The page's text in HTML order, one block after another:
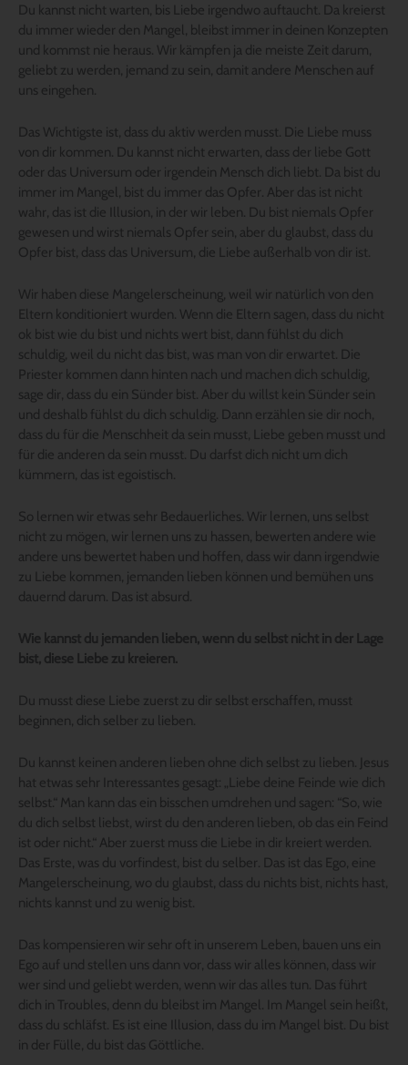
Du kannst nicht warten, bis Liebe irgendwo auftaucht. Da kreierst
du immer wieder den Mangel, bleibst immer in deinen Konzepten
und kommst nie heraus. Wir kämpfen ja die meiste Zeit darum,
geliebt zu werden, jemand zu sein, damit andere Menschen auf
uns eingehen.
Das Wichtigste ist, dass du aktiv werden musst. Die Liebe muss
von dir kommen. Du kannst nicht erwarten, dass der liebe Gott
oder das Universum oder irgendein Mensch dich liebt. Da bist du
immer im Mangel, bist du immer das Opfer. Aber das ist nicht
wahr, das ist die Illusion, in der wir leben. Du bist niemals Opfer
gewesen und wirst niemals Opfer sein, aber du glaubst, dass du
Opfer bist, dass das Universum, die Liebe außerhalb von dir ist.
Wir haben diese Mangelerscheinung, weil wir natürlich von den
Eltern konditioniert wurden. Wenn die Eltern sagen, dass du nicht
ok bist wie du bist und nichts wert bist, dann fühlst du dich
schuldig, weil du nicht das bist, was man von dir erwartet. Die
Priester kommen dann hinten nach und machen dich schuldig,
sage dir, dass du ein Sünder bist. Aber du willst kein Sünder sein
und deshalb fühlst du dich schuldig. Dann erzählen sie dir noch,
dass du für die Menschheit da sein musst, Liebe geben musst und
für die anderen da sein musst. Du darfst dich nicht um dich
kümmern, das ist egoistisch.
So lernen wir etwas sehr Bedauerliches. Wir lernen, uns selbst
nicht zu mögen, wir lernen uns zu hassen, bewerten andere wie
andere uns bewertet haben und hoffen, dass wir dann irgendwie
zu Liebe kommen, jemanden lieben können und bemühen uns
dauernd darum. Das ist absurd.
Wie kannst du jemanden lieben, wenn du selbst nicht in der Lage
bist, diese Liebe zu kreieren.
Du musst diese Liebe zuerst zu dir selbst erschaffen, musst
beginnen, dich selber zu lieben.
Du kannst keinen anderen lieben ohne dich selbst zu lieben. Jesus
hat etwas sehr Interessantes gesagt: „Liebe deine Feinde wie dich
selbst.“ Man kann das ein bisschen umdrehen und sagen: “So, wie
du dich selbst liebst, wirst du den anderen lieben, ob das ein Feind
ist oder nicht.“ Aber zuerst muss die Liebe in dir kreiert werden.
Das Erste, was du vorfindest, bist du selber. Das ist das Ego, eine
Mangelerscheinung, wo du glaubst, dass du nichts bist, nichts hast,
nichts kannst und zu wenig bist.
Das kompensieren wir sehr oft in unserem Leben, bauen uns ein
Ego auf und stellen uns dann vor, dass wir alles können, dass wir
wer sind und geliebt werden, wenn wir das alles tun. Das führt
dich in Troubles, denn du bleibst im Mangel. Im Mangel sein heißt,
dass du schläfst. Es ist eine Illusion, dass du im Mangel bist. Du bist
in der Fülle, du bist das Göttliche.